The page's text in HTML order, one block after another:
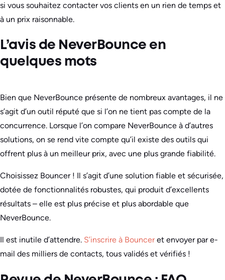
si vous souhaitez contacter vos clients en un rien de temps et
à un prix raisonnable.
L’avis de NeverBounce en
quelques mots
Bien que NeverBounce présente de nombreux avantages, il ne
s’agit d’un outil réputé que si l’on ne tient pas compte de la
concurrence. Lorsque l’on compare NeverBounce à d’autres
solutions, on se rend vite compte qu’il existe des outils qui
offrent plus à un meilleur prix, avec une plus grande fiabilité.
Choisissez Bouncer ! Il s’agit d’une solution fiable et sécurisée,
dotée de fonctionnalités robustes, qui produit d’excellents
résultats – elle est plus précise et plus abordable que
NeverBounce.
Il est inutile d’attendre. S’inscrire à Bounceret envoyer par e-
mail des milliers de contacts, tous validés et vérifiés !